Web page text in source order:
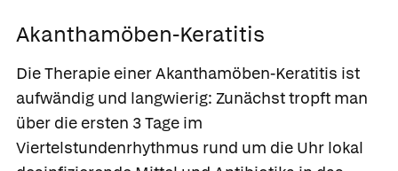
Akanthamöben-Keratitis
Die Therapie einer Akanthamöben-Keratitis ist
aufwändig und langwierig: Zunächst tropft man
über die ersten 3 Tage im
Viertelstundenrhythmus rund um die Uhr lokal